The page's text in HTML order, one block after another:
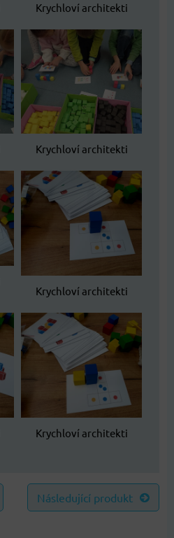
Krychloví architekti
Krychloví architekti
Krychloví architekti
Krychloví architekti
Následující produkt